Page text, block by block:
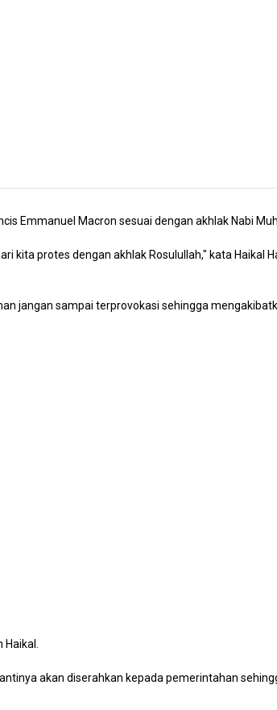
Emmanuel Macron sesuai dengan akhlak Nabi
kita protes dengan akhlak Rosulullah," kata Haikal
jangan sampai terprovokasi sehingga
akan diserahkan kepada pemerintahan